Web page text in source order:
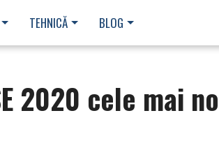
TEHNICĂ BLOG
2020 cele mai